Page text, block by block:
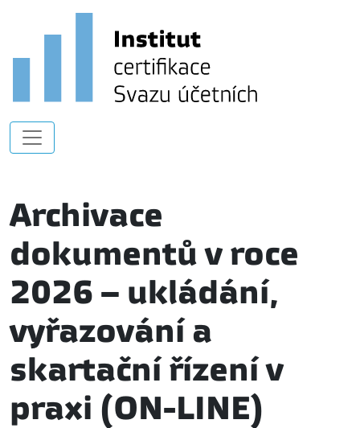
Archivace
dokumentů v roce
2026 – ukládání,
vyřazování a
skartační řízení v
praxi (ON-LINE)